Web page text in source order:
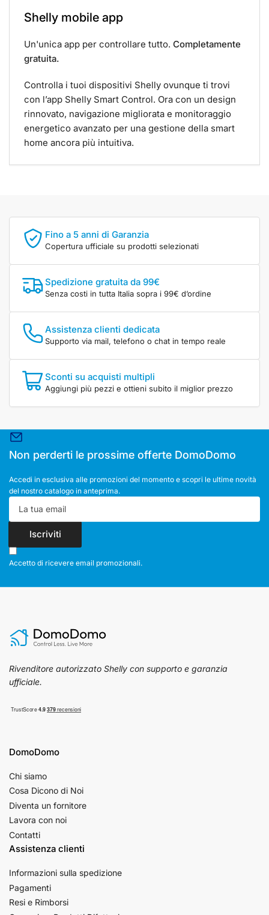
Shelly mobile app
Un'unica app per controllare tutto. Completamente
gratuita.
Controlla i tuoi dispositivi Shelly ovunque ti trovi
con l’app Shelly Smart Control. Ora con un design
rinnovato, navigazione migliorata e monitoraggio
energetico avanzato per una gestione della smart
home ancora più intuitiva.
Fino a 5 anni di Garanzia
Copertura ufficiale su prodotti selezionati
Spedizione gratuita da 99€
Senza costi in tutta Italia sopra i 99€ d’ordine
Assistenza clienti dedicata
Supporto via mail, telefono o chat in tempo reale
Sconti su acquisti multipli
Aggiungi più pezzi e ottieni subito il miglior prezzo
Non perderti le prossime offerte DomoDomo
Accedi in esclusiva alle promozioni del momento e scopri le ultime novità
del nostro catalogo in anteprima.
La
tua
email
Iscriviti
Accetto di ricevere email promozionali.
Rivenditore autorizzato Shelly con supporto e garanzia
ufficiale.
DomoDomo
Chi siamo
Cosa Dicono di Noi
Diventa un fornitore
Lavora con noi
Contatti
Assistenza clienti
Informazioni sulla spedizione
Pagamenti
Resi e Rimborsi